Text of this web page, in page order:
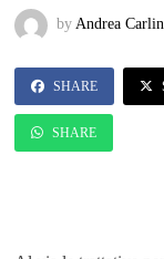
by Andrea
SHARE
SHARE